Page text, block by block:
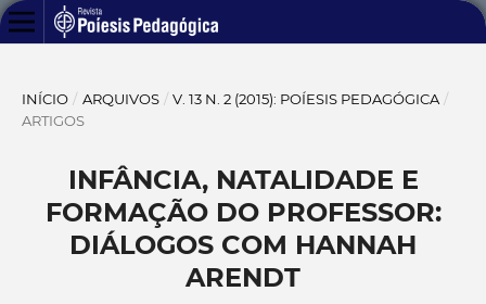
INÍCIO / ARQUIVOS / V. 13 N. 2 (2015): POÍESIS PEDAGÓGICA /
ARTIGOS
INFÂNCIA, NATALIDADE E
FORMAÇÃO DO PROFESSOR:
DIÁLOGOS COM HANNAH
ARENDT